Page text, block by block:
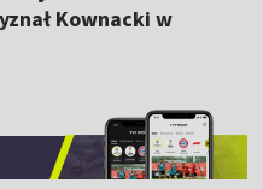
Kownacki w